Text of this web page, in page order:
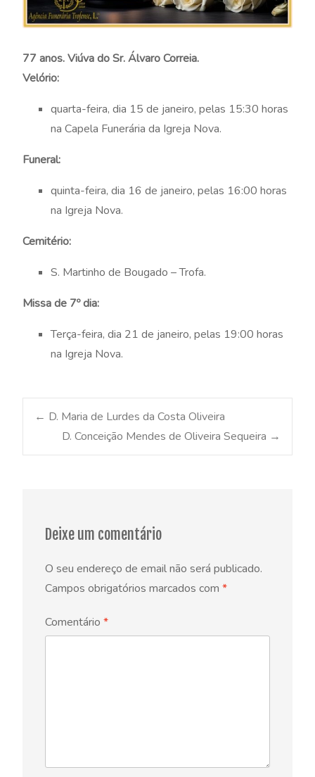
77 anos. Viúva do Sr. Álvaro Correia.
Velório:
quarta-feira, dia 15 de janeiro, pelas 15:30 horas
na Capela Funerária da Igreja Nova.
Funeral:
quinta-feira, dia 16 de janeiro, pelas 16:00 horas
na Igreja Nova.
Cemitério:
S. Martinho de Bougado – Trofa.
Missa de 7º dia:
Terça-feira, dia 21 de janeiro, pelas 19:00 horas
na Igreja Nova.
Post
← D. Maria de Lurdes da Costa Oliveira
D. Conceição Mendes de Oliveira Sequeira →
Deixe um comentário
O seu endereço de email não será publicado.
Campos obrigatórios marcados com *
Comentário *